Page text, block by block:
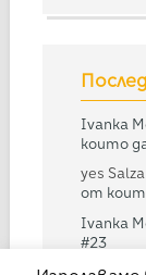
Ivanka
които
yes
от
Ivanka
#23